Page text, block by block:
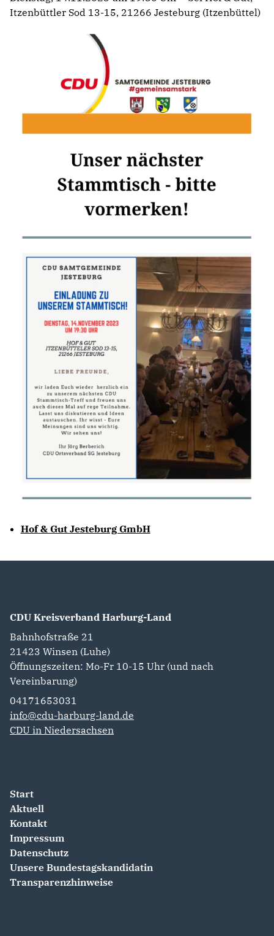
Itzenbüttler Sod 13-15, 21266 Jesteburg (Itzenbüttel)
Hof & Gut Jesteburg GmbH
CDU Kreisverband Harburg-Land
Bahnhofstraße 21
21423 Winsen (Luhe)
Öffnungszeiten: Mo-Fr 10-15 Uhr (und nach
Vereinbarung)
04171653031
info@cdu-harburg-land.de
CDU in Niedersachsen
Start
Aktuell
Kontakt
Impressum
Datenschutz
Unsere Bundestagskandidatin
Transparenzhinweise